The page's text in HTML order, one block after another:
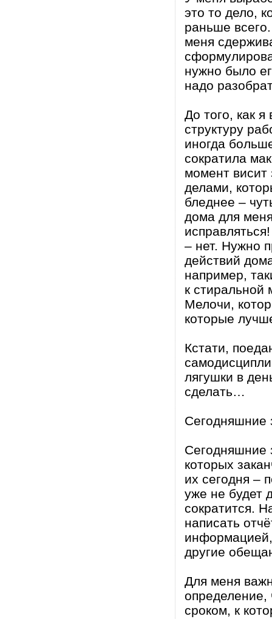
это то дело,
раньше
меня
нужно было
надо
До того, как
структуру
иногда
сократила
момент висит
делами,
бледнее –
дома для
– нет. Нужно
действий
например,
к стиральной
Мелочи,
которые
Кстати,
лягушки в
сделать…
Сегодняшние
Сегодняшние
которых
их сегодня –
уже не будет
сократится.
написать
другие
Для меня
определение,
сроком, к